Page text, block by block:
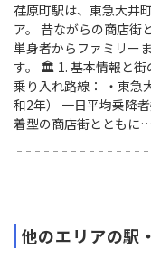
荏原町駅は、東急大井
ア。 昔ながらの商店街
単身者からファミリー
す。 🏛 1. 基本情報と街
乗り入れ路線： ・東急
和2年） 一日平均乗降
着型の商店街とともに…
他のエリアの駅